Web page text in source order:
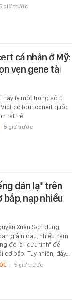
giờ trước
cá nhân ở Mỹ:
vẹn gene tài
này là một trong số ít
Việt có tour conert quốc
rất trẻ.
5 giờ trước
dán lạ" trên
bắp, nạp nhiều
Xuân Son dùng
giảm đau, nhiều nam
đó là "cứu tinh" để
cơ bắp. Tuy nhiên, đây…
- 5 giờ trước